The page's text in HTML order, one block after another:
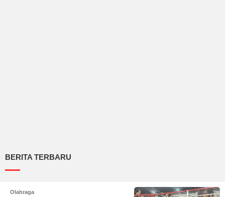
BERITA TERBARU
Olahraga